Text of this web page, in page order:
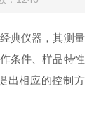
典仪器，其测量
条件、样品特性
出相应的控制方